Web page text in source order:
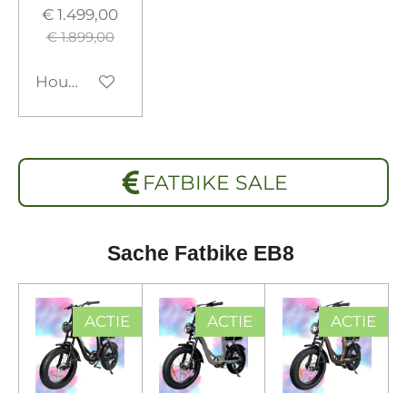
€ 1.499,00
€ 1.899,00
Houd mij op de hoogte
FATBIKE SALE
Sache Fatbike EB8
ACTIE ACTIE ACTIE